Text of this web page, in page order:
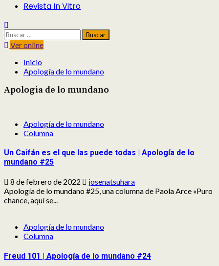
Revista In Vitro
Buscar:
Ver online
Inicio
Apología de lo mundano
Apología de lo mundano
Apología de lo mundano
Columna
Un Caifán es el que las puede todas | Apología de lo
mundano #25
8 de febrero de 2022
josenatsuhara
Apología de lo mundano #25, una columna de Paola Arce «Puro
chance, aquí se...
Apología de lo mundano
Columna
Freud 101 | Apología de lo mundano #24